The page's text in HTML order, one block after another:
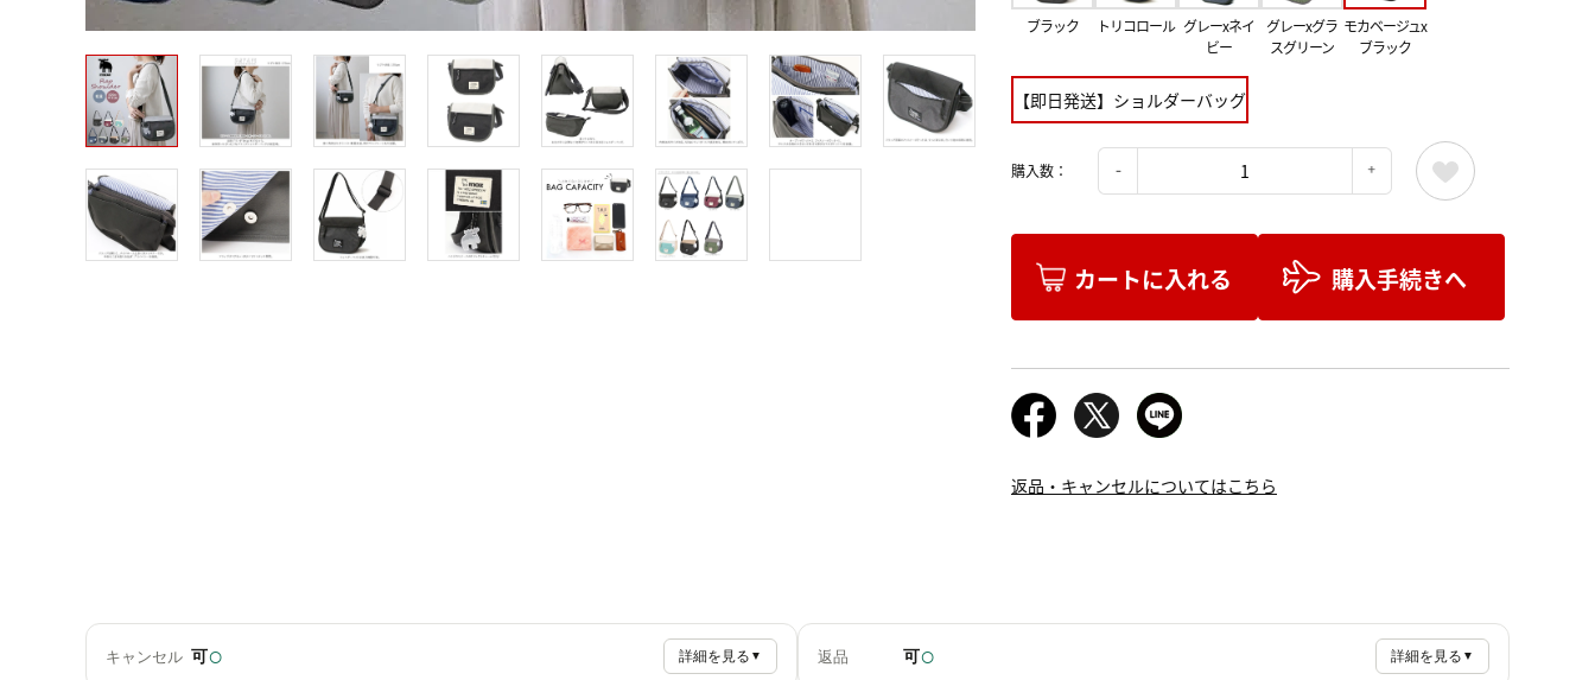
ブラック トリコロール グレーxネイ
ビー
グレーxグラ
スグリーン
モカベージュx
ブラック
【即日発送】ショルダーバッグ
購入数：
カートに入れる 購入手続きへ
返品・キャンセルについてはこちら
キャンセル 可○ 詳細を見る ▼ 返品 可○ 詳細を見る ▼